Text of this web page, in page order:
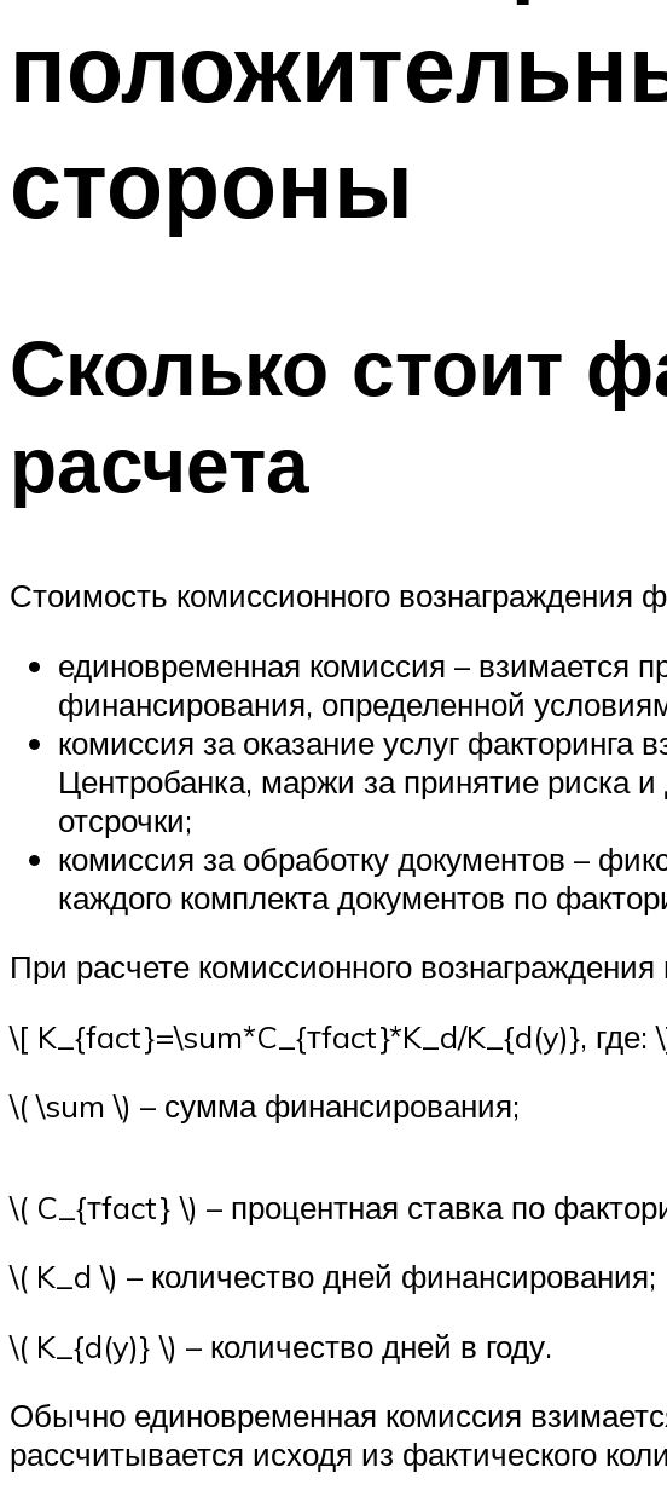
стороны
Сколько стоит
расчета
Стоимость комиссионного
единовременная комиссия – взимается
финансирования, определенной
комиссия за оказание услуг факторинга
Центробанка, маржи за принятие риска
отсрочки;
комиссия за обработку документов –
каждого комплекта документов по
При расчете комиссионного
\[ K_{fact}=\sum*C_{тfact}*K_d/K_{d(y)}, где:
​\( \sum \)​ – сумма финансирования;
​\( C_{тfact} \)​ – процентная ставка по
​\( K_d \)​ – количество дней финансирования;
​\( K_{d(y)} \)​ – количество дней в году.
Обычно единовременная комиссия
рассчитывается исходя из фактического